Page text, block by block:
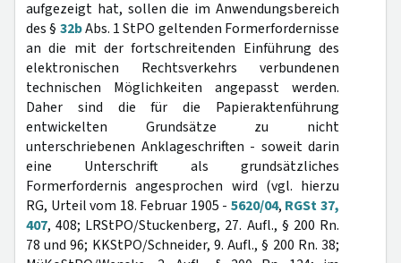
aufgezeigt hat, sollen die im Anwendungsbereich
des § 32bAbs. 1 StPO geltenden Formerfordernisse
an die mit der fortschreitenden Einführung des
elektronischen Rechtsverkehrs verbundenen
technischen Möglichkeiten angepasst werden.
Daher sind die für die Papieraktenführung
entwickelten Grundsätze zu nicht
unterschriebenen Anklageschriften - soweit darin
eine Unterschrift als grundsätzliches
Formerfordernis angesprochen wird (vgl. hierzu
RG, Urteil vom 18. Februar 1905 - 5620/04, RGSt 37,
407, 408; LRStPO/Stuckenberg, 27. Aufl., § 200 Rn.
78 und 96; KKStPO/Schneider, 9. Aufl., § 200 Rn. 38;